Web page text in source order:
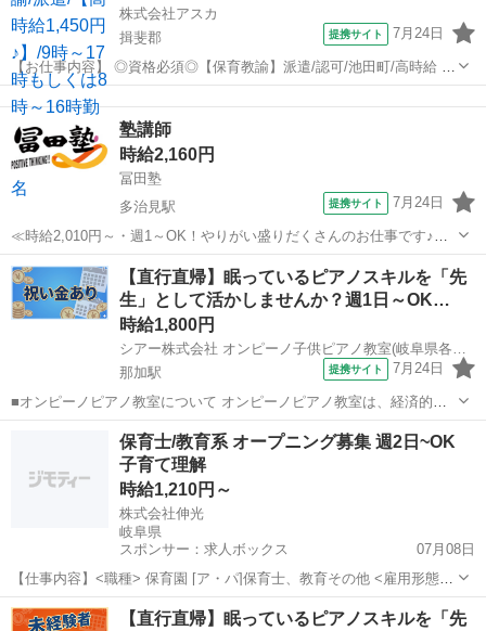
株式会社アスカ
揖斐郡
提携サイト 7月24日
【お仕事内容】 ◎資格必須◎【保育教諭】派遣/認可/池田町/高時給 ＊
… * … ＊ … * …＊ … * … ＊ … * …＊ ☆お仕事条件☆ ‾‾‾‾‾‾‾ 【雇用形
態】派遣 【勤務時間】9:00～17:00 ...
岐阜 揖斐郡
塾講師
時給2,160円
冨田塾
多治見駅
提携サイト 7月24日
≪時給2,010円～・週1～OK！やりがい盛りだくさんのお仕事です♪≫
16：30～22：30／1コマ60分～90分 塾講師のアルバイト！ 「教える
お仕事」というより「伝えるお仕事」 夢や目標に向かって頑張ってい
る生徒さん...
岐阜 多治見市 多治見駅 塾講師
【直行直帰】眠っているピアノスキルを「先
生」として活かしませんか？週1日～OK…
時給1,800円
那加駅
提携サイト 7月24日
■オンピーノピアノ教室について オンピーノピアノ教室は、経済的な
事情に左右されることなく、すべての子どもたちが平等に音楽を学べ
る場所をつくりたい!という想いから生まれました。 出張レッスンとい
う形を採用することで、 「近...
各務原市 那加駅 インストラクター
保育士/教育系 オープニング募集 週2日~OK
子育て理解
時給1,210円～
株式会社伸光
岐阜県
スポンサー：求人ボックス
07月08日
【仕事内容】<職種> 保育園 [ア・パ]保育士、教育その他 <雇用形態>
アルバイト・パート <給与> [ア・パ]時給1,210円～ 交通費:一部支給
規定あり(上限4,000円/月) <時給> 1,210円～ (処遇改善手当11...
アルバイト・パート
【直行直帰】眠っているピアノスキルを「先